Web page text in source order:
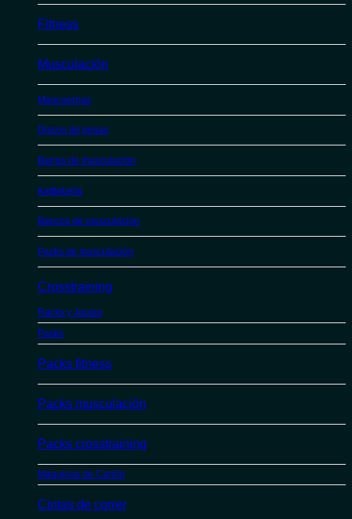
Fitness
Musculación
Mancuernas
Discos de pesas
Barras de musculación
Kettlebells
Bancos de musculación
Packs de musculación
Crosstraining
Racks y Jaulas
Packs
Packs fitness
Packs musculación
Packs crosstraining
Máquinas de Cardio
Cintas de correr